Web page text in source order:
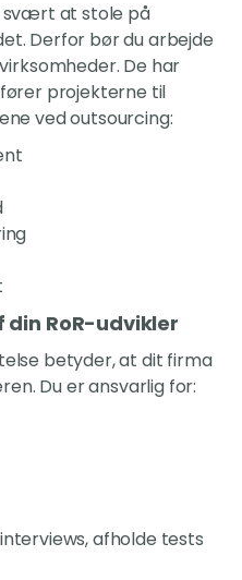
at stole på
Derfor bør du arbejde
De har
projekterne til
ved outsourcing:
RoR-udvikler
betyder, at dit firma
Du er ansvarlig for:
afholde tests